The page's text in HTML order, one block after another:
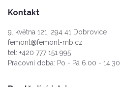
Kontakt
9. května 121, 294 41 Dobrovice
femont@femont-mb.cz
tel: +420 777 151 995
Pracovní doba: Po - Pá 6.00 - 14.30